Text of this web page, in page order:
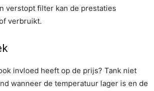
verstopt filter kan de prestaties
verbruikt.
invloed heeft op de prijs? Tank niet
wanneer de temperatuur lager is en de